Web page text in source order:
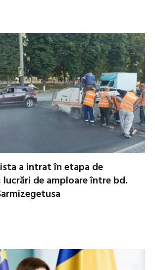
a intrat în etapa de
lucrări de amploare între bd.